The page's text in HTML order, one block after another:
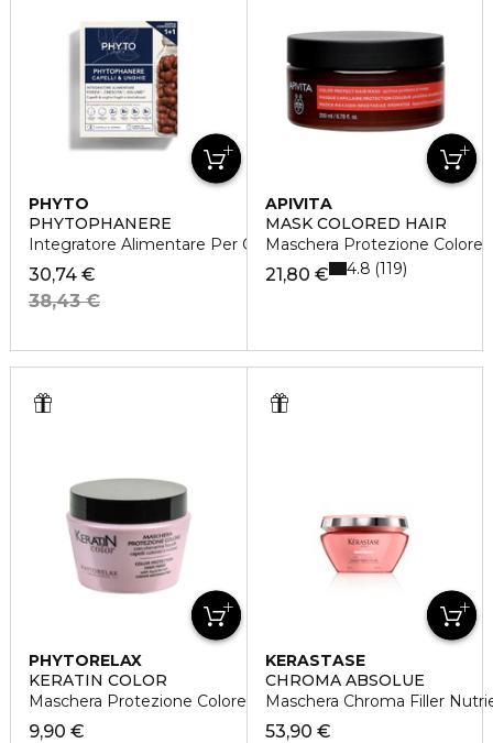
PHYTO
PHYTOPHANERE
Integratore Alimentare Per Capelli e Unghie
30,74 €
38,43 €
APIVITA
MASK COLORED HAIR
Maschera Protezione Colore
21,80 € 4.8 119
PHYTORELAX
KERATIN COLOR
Maschera Protezione Colore
9,90 €
KERASTASE
CHROMA ABSOLUE
Maschera Chroma Filler
53,90 €